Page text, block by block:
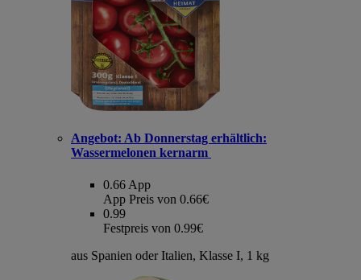
Angebot: Ab Donnerstag erhältlich:
Wassermelonen kernarm
0.66 App
App Preis von 0.66€
0.99
Festpreis von 0.99€
aus Spanien oder Italien, Klasse I, 1 kg